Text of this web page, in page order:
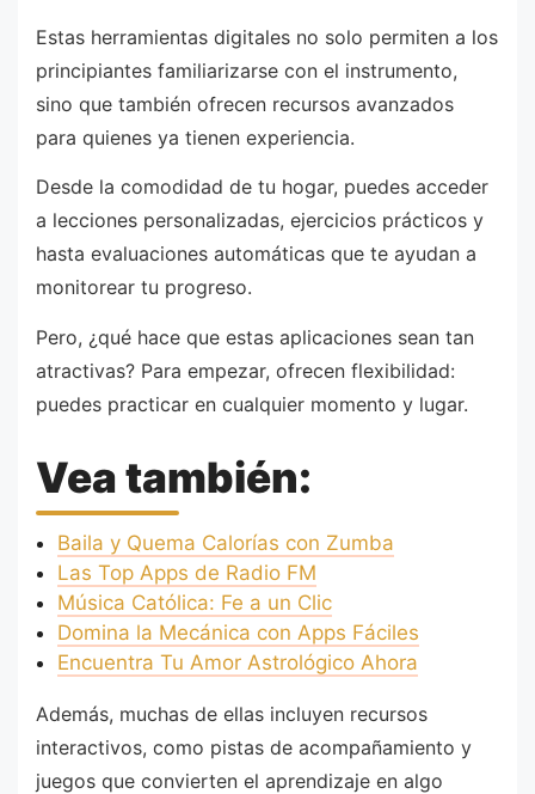
Estas herramientas digitales no solo permiten a los
principiantes familiarizarse con el instrumento,
sino que también ofrecen recursos avanzados
para quienes ya tienen experiencia.
Desde la comodidad de tu hogar, puedes acceder
a lecciones personalizadas, ejercicios prácticos y
hasta evaluaciones automáticas que te ayudan a
monitorear tu progreso.
Pero, ¿qué hace que estas aplicaciones sean tan
atractivas? Para empezar, ofrecen flexibilidad:
puedes practicar en cualquier momento y lugar.
Vea también:
Baila y Quema Calorías con Zumba
Las Top Apps de Radio FM
Música Católica: Fe a un Clic
Domina la Mecánica con Apps Fáciles
Encuentra Tu Amor Astrológico Ahora
Además, muchas de ellas incluyen recursos
interactivos, como pistas de acompañamiento y
juegos que convierten el aprendizaje en algo